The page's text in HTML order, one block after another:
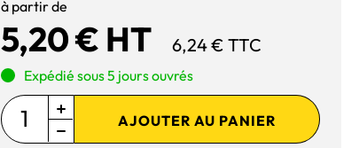
à partir de
5,20 € HT 6,24 € TTC
Expédié sous 5 jours ouvrés
AJOUTER AU PANIER